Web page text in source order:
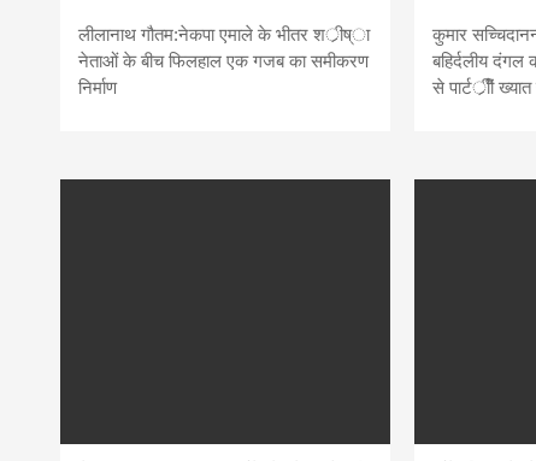
लीलानाथ गौतम:नेकपा एमाले के भीतर शर्ीष्ा
नेताओं के बीच फिलहाल एक गजब का समीकरण
निर्माण
कुमार
बहिर्दलीय दंगल
से पार्टर्ीीें